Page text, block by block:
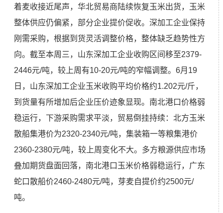
着麦收接近尾声，华北贸易商陆续恢复玉米出货，玉米
整体供应仍偏紧，部分企业提价促收。深加工企业保持
刚需采购，根据到货灵活调整价格，整体缺乏趋势性方
向。截至本周三，山东深加工企业收购区间移至2379-
2446元/吨，较上周有10-20元/吨的窄幅调整。6月19
日，山东深加工企业玉米收购平均价格约1.202元/斤，
到货量有所增加后企业压价迹象显现。南北港口价格弱
稳运行，下游采购需求平淡，贸易倒挂持续：北方玉米
散船集港价为2320-2340元/吨，集装箱一等粮集港价
2360-2380元/吨，较上周变化不大。多方粮源供应市场
叠加期货盘面回落，南北港口玉米价格弱稳运行，广东
蛇口散船价2460-2480元/吨，芽麦自提价约2500元/
吨。